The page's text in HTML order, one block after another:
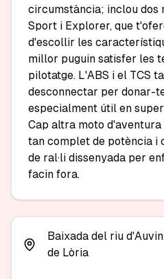
circumstància; inclou dos
Sport i Explorer, que
d'escollir les
millor puguin satisfer les
pilotatge. L'ABS i el TCS
desconnectar per donar-
especialment útil en
Cap altra moto
tan complet de potència i
de ral·li dissenyada per
facin fora.
Baixada del riu
de Lòria